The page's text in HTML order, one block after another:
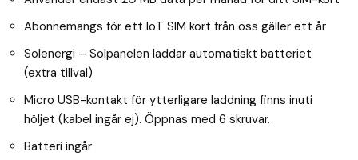
Abonnemangs för ett IoT SIM kort från oss gäller ett år
Solenergi – Solpanelen laddar automatiskt batteriet
(extra tillval)
Micro USB-kontakt för ytterligare laddning finns inuti
höljet (kabel ingår ej). Öppnas med 6 skruvar.
Batteri ingår